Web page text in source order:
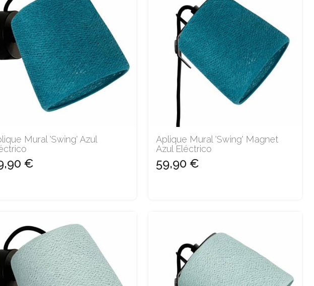
Mural 'Swing' Azul
€
Aplique Mural 'Swing' Magnet
Azul Eléctrico
59,90 €